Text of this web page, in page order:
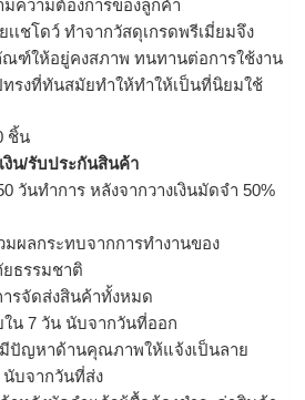
ความต้องการของลูกค้า
เชโดว์ ทำจากวัสดุเกรดพรีเมี่ยมจึง
ณฑ์ให้อยู่คงสภาพ ทนทานต่อการใช้งาน
ทรงที่ทันสมัยทำให้ทำให้เป็นที่นิยมใช้
ชิ้น
งิน/รับประกันสินค้า
วันทำการ หลังจากวางเงินมัดจำ 50%
มผลกระทบจากการทำงานของ
ธรรมชาติ
ารจัดส่งสินค้าทั้งหมด
น 7 วัน นับจากวันที่ออก
ปัญหาด้านคุณภาพให้แจ้งเป็นลาย
บจากวันที่ส่ง